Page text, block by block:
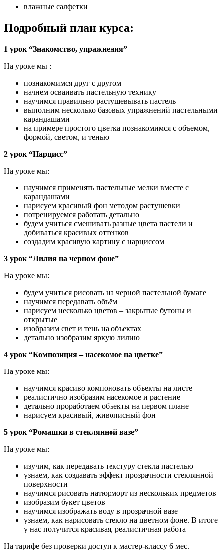
влажные салфетки
Подробный план курса:
1 урок “Знакомство, упражнения”
На уроке мы :
познакомимся друг с другом
начнем осваивать пастельную технику
научимся правильно растушевывать пастель
выполним несколько базовых упражнений пастельными
карандашами
на примере простого цветка познакомимся с объемом,
формой, светом, и тенью
2 урок “Нарцисс”
На уроке мы:
научимся применять пастельные мелки вместе с
карандашами
нарисуем красивый фон методом растушевки
потренируемся работать детально
будем учиться смешивать разные цвета пастели и
добиваться красивых оттенков
создадим красивую картину с нарциссом
3 урок “Лилия на черном фоне”
На уроке мы:
будем учиться рисовать на черной пастельной бумаге
научимся передавать объём
нарисуем несколько цветов – закрытые бутоны и
открытые
изобразим свет и тень на объектах
детально изобразим яркую лилию
4 урок “Композиция – насекомое на цветке”
На уроке мы:
научимся красиво компоновать объекты на листе
реалистично изобразим насекомое и растение
детально проработаем объекты на первом плане
нарисуем красивый, живописный фон
5 урок “Ромашки в стеклянной вазе”
На уроке мы:
изучим, как передавать текстуру стекла пастелью
узнаем, как создавать эффект прозрачности стеклянной
поверхности
научимся рисовать натюрморт из нескольких предметов
изобразим букет цветов
научимся изображать воду в прозрачной вазе
узнаем, как нарисовать стекло на цветном фоне. В итоге
у нас получится красивая, реалистичная работа
На тарифе без проверки доступ к мастер-классу 6 мес.